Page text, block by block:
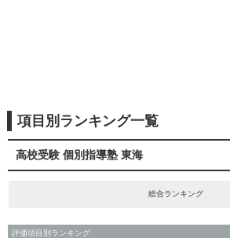
項目別ランキング一覧
高校受験 個別指導塾 東海
総合ランキング
評価項目別ランキング